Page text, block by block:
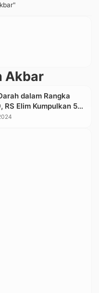
Akbar
dalam Rangka
RS Elim Kumpulkan 59